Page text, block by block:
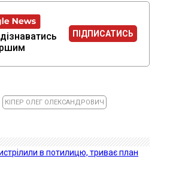
ПІДПИСАТИСЬ
КІПЕР ОЛЕГ ОЛЕКСАНДРОВИЧ
в потилицю, триває план